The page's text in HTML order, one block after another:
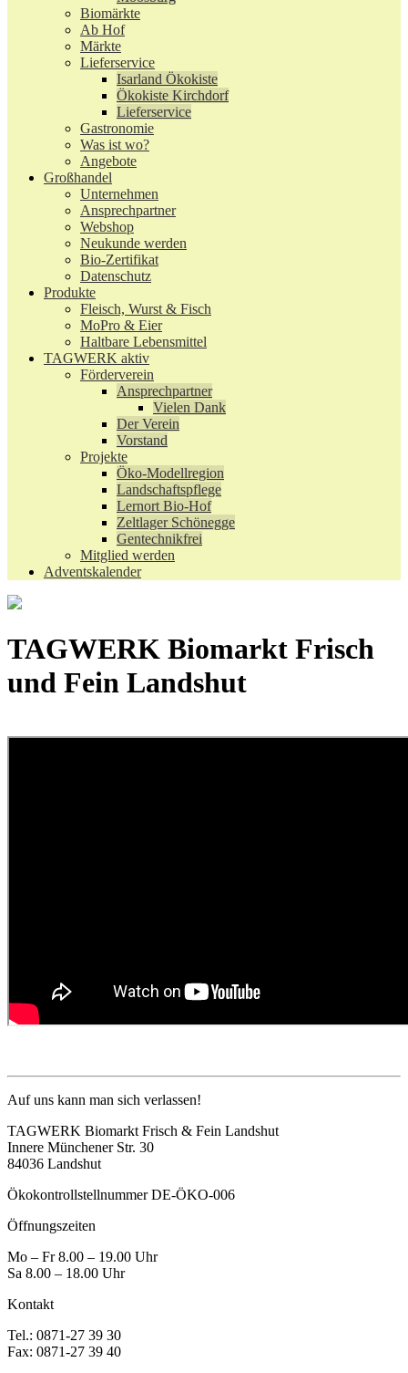
Biomärkte
Ab Hof
Märkte
Lieferservice
Isarland Ökokiste
Ökokiste Kirchdorf
Lieferservice
Gastronomie
Was ist wo?
Angebote
Großhandel
Unternehmen
Ansprechpartner
Webshop
Neukunde werden
Bio-Zertifikat
Datenschutz
Produkte
Fleisch, Wurst & Fisch
MoPro & Eier
Haltbare Lebensmittel
TAGWERK aktiv
Förderverein
Ansprechpartner
Vielen Dank
Der Verein
Vorstand
Projekte
Öko-Modellregion
Landschaftspflege
Lernort Bio-Hof
Zeltlager Schönegge
Gentechnikfrei
Mitglied werden
Adventskalender
TAGWERK Biomarkt Frisch
und Fein Landshut
Auf uns kann man sich verlassen!
TAGWERK Biomarkt Frisch & Fein Landshut
Innere Münchener Str. 30
84036 Landshut
Ökokontrollstellnummer DE-ÖKO-006
Öffnungszeiten
Mo – Fr 8.00 – 19.00 Uhr
Sa 8.00 – 18.00 Uhr
Kontakt
Tel.: 0871-27 39 30
Fax: 0871-27 39 40